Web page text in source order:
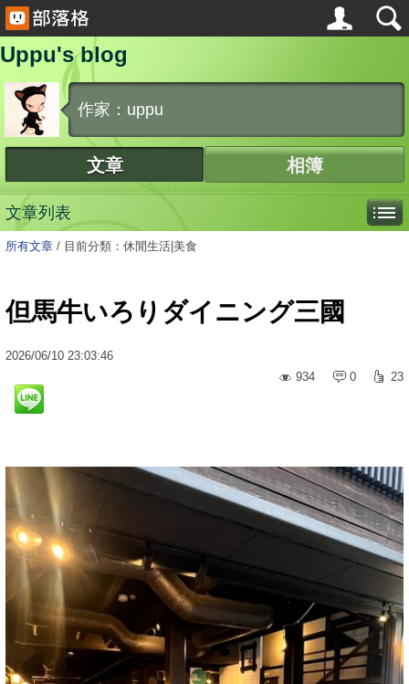
Uppu's blog
作家：uppu
文章 相簿
文章列表
所有文章 / 目前分類：休閒生活|美食
但馬牛いろりダイニング三國
2026/06/10 23:03:46
934
0 23